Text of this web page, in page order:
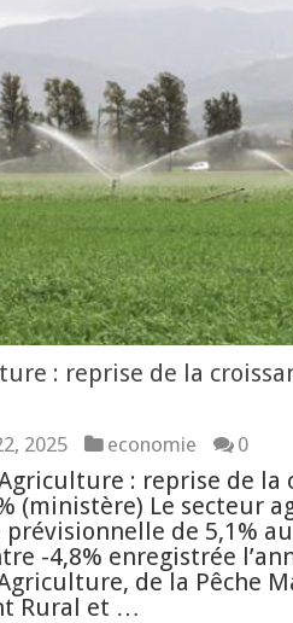
: reprise de la
2025 economie 0
: reprise de la
(ministère) Le secteur
prévisionnelle de 5,1%
-4,8% enregistrée
de la Pêche
Rural et …